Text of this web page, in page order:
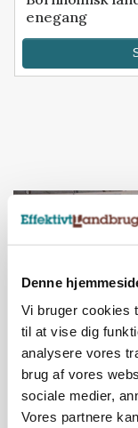
Denne
Vi bruger cookies
til at vise dig
analysere vores
brug af vores
sociale medier,
Vores partnere
enegang
Rådgiver om